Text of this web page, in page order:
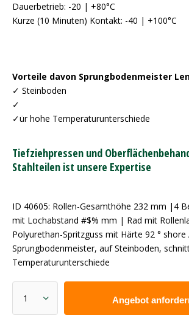
Dauerbetrieb: -20 | +80°C
Kurze (10 Minuten) Kontakt: -40 | +100°C
Vorteile davon Sprungbodenmeister
✓ Steinboden
✓
✓ür hohe Temperaturunterschiede
Tiefziehpressen und
Stahlteilen ist unsere Expertise
ID 40605: Rollen-Gesamthöhe 232 mm |4
mit Lochabstand #$% mm | Rad mit
Polyurethan-Spritzguss mit Härte 92 ° shore
Sprungbodenmeister, auf Steinboden,
Temperaturunterschiede
Angebot